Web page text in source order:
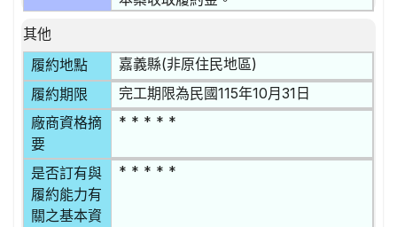
其他
履約地點
嘉義縣(非原住民地區)
履約期限 完工期限為民國115年10月31日
廠商資格摘
要
* * * * *
是否訂有與
履約能力有
關之基本資
* * * * *